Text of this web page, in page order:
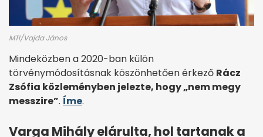
MTI/Vajda János
Mindeközben a 2020-ban külön
törvénymódosításnak köszönhetően érkező Rácz
Zsófia közleményben jelezte, hogy „nem megy
messzire”. Íme.
Varga Mihály elárulta, hol tartanak a